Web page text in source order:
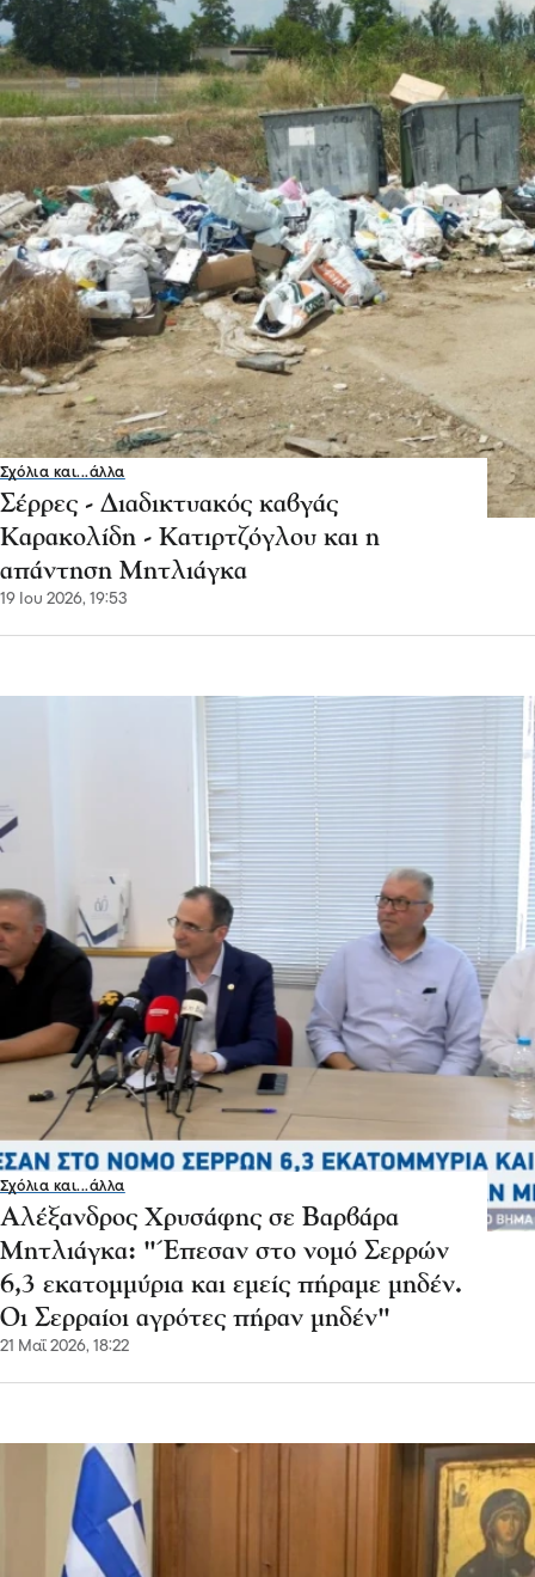
Σχόλια και...άλλα
Σέρρες - Διαδικτυακός καβγάς
Καρακολίδη - Κατιρτζόγλου και η
απάντηση Μητλιάγκα
19 Ιου 2026, 19:53
Σχόλια και...άλλα
Αλέξανδρος Χρυσάφης σε Βαρβάρα
Μητλιάγκα: "Έπεσαν στο νομό Σερρών
6,3 εκατομμύρια και εμείς πήραμε μηδέν.
Οι Σερραίοι αγρότες πήραν μηδέν"
21 Μαΐ 2026, 18:22